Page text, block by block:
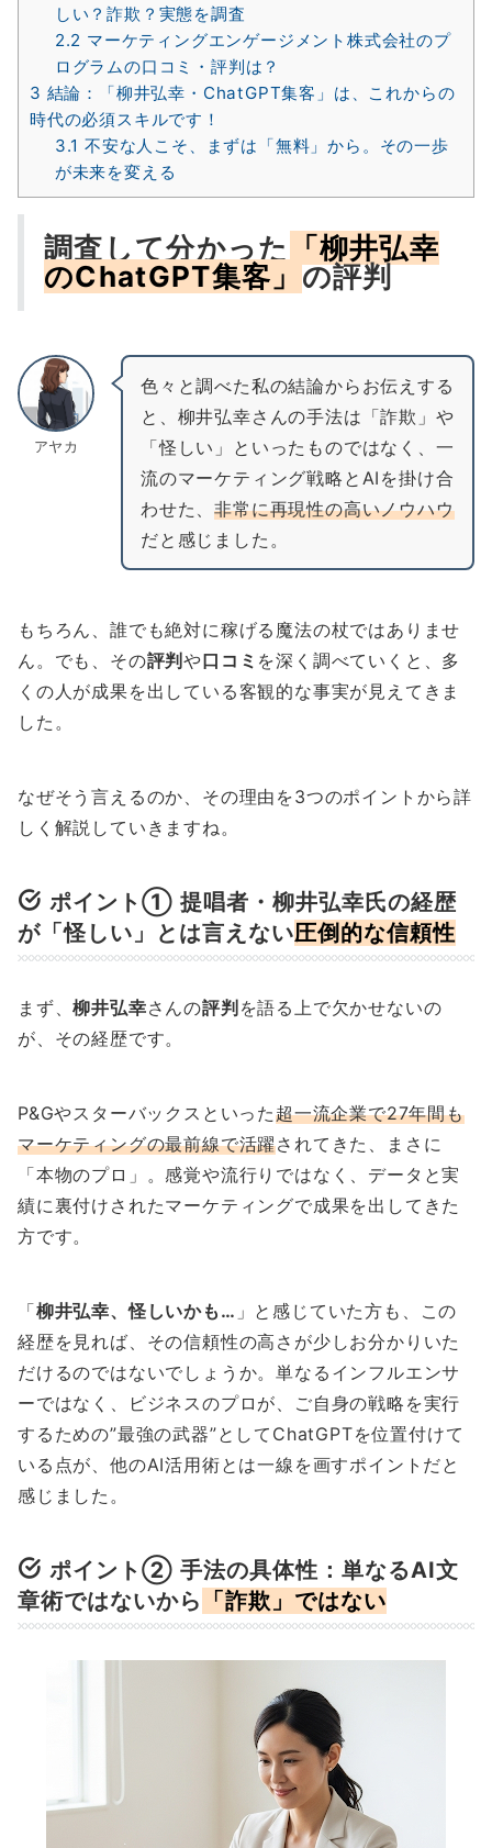
しい？詐欺？実態を調査
2.2 マーケティングエンゲージメント株式会社のプ
ログラムの口コミ・評判は？
3 結論：「柳井弘幸・ChatGPT集客」は、これからの
時代の必須スキルです！
3.1 不安な人こそ、まずは「無料」から。その一歩
が未来を変える
調査して分かった
「柳井弘幸
のChatGPT集客」 の評判
アヤカ
色々と調べた私の結論からお伝えする
と、柳井弘幸さんの手法は「詐欺」や
「怪しい」といったものではなく、一
流のマーケティング戦略とAIを掛け合
わせた、非常に再現性の高いノウハウ
だと感じました。
もちろん、誰でも絶対に稼げる魔法の杖ではありませ
ん。でも、その評判や口コミ を深く調べていくと、多
くの人が成果を出している客観的な事実が見えてきま
した。
なぜそう言えるのか、その理由を3つのポイントから詳
しく解説していきますね。
ポイント① 提唱者・柳井弘幸氏の経歴
が「怪しい」とは言えない圧倒的な信頼性
まず、柳井弘幸さんの評判 を語る上で欠かせないの
が、その経歴です。
P&Gやスターバックスといった超一流企業で27年間も
マーケティングの最前線で活躍されてきた、まさに
「本物のプロ」。感覚や流行りではなく、データと実
績に裏付けされたマーケティングで成果を出してきた
方です。
「柳井弘幸、怪しいかも… 」と感じていた方も、この
経歴を見れば、その信頼性の高さが少しお分かりいた
だけるのではないでしょうか。単なるインフルエンサ
ーではなく、ビジネスのプロが、ご自身の戦略を実行
するための”最強の武器”としてChatGPTを位置付けて
いる点が、他のAI活用術とは一線を画すポイントだと
感じました。
ポイント ② 手法の具体性：単なるAI文
章術ではないから
「詐欺」ではない